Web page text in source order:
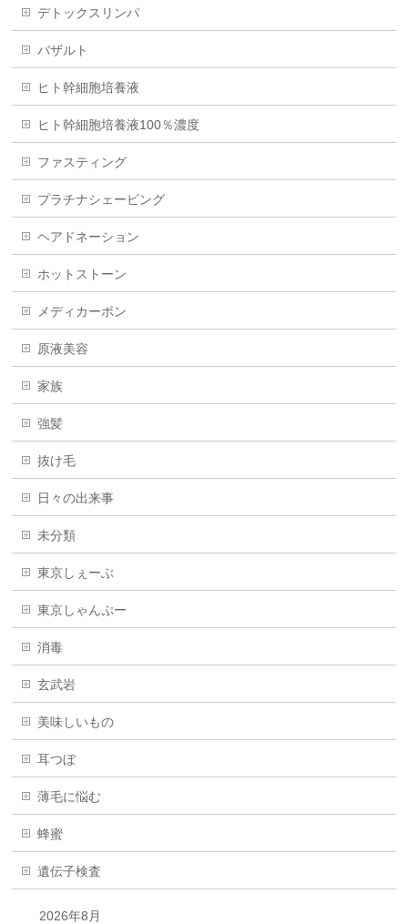
デトックスリンパ
バザルト
ヒト幹細胞培養液
ヒト幹細胞培養液100％濃度
ファスティング
プラチナシェービング
ヘアドネーション
ホットストーン
メディカーボン
原液美容
家族
強髪
抜け毛
日々の出来事
未分類
東京しぇーぶ
東京しゃんぷー
消毒
玄武岩
美味しいもの
耳つぼ
薄毛に悩む
蜂蜜
遺伝子検査
2026年8月